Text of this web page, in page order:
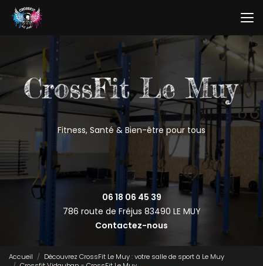
Aller
contenu
Fitness, Santé & Bien-être pour tous
06 18 06 45 39
786 route de Fréjus 83490 LE MUY
Contactez-nous
Accueil
Découvrez CrossFit Le Muy : votre salle de sport à Le Muy